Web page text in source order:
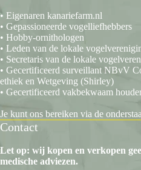
• Eigenaren kanariefarm.nl
• Gepassioneerde vogelliefhebbers
• Hobby-ornithologen
• Leden van de lokale
• Secretaris van de lokale
• Gecertificeerd surveillant NBvV
ethiek en Wetgeving (Shirley)
• Gecertificeerd vakbekwaam
Je kunt ons bereiken via de
Contact
Let op: wij kopen en verkopen
medische adviezen.